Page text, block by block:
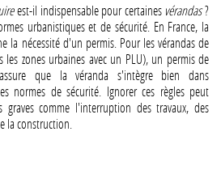
est-il indispensable pour certaines vérandas?
urbanistiques et de sécurité. En France, la
la nécessité d'un permis. Pour les vérandas de
zones urbaines avec un PLU), un permis de
que la véranda s'intègre bien dans
normes de sécurité. Ignorer ces règles peut
graves comme l'interruption des travaux, des
la construction​​​​.